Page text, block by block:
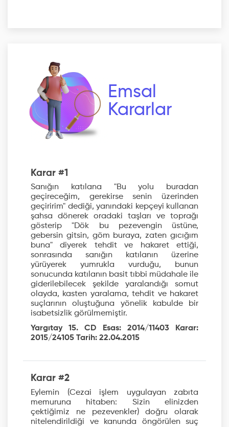
Emsal
Kararlar
Karar #1
Sanığın katılana "Bu yolu buradan
geçireceğim, gerekirse senin üzerinden
geçiririm" dediği, yanındaki kepçeyi kullanan
şahsa dönerek oradaki taşları ve toprağı
gösterip "Dök bu pezevengin üstüne,
gebersin gitsin, göm buraya, zaten gıcığım
buna" diyerek tehdit ve hakaret ettiği,
sonrasında sanığın katılanın üzerine
yürüyerek yumrukla vurduğu, bunun
sonucunda katılanın basit tıbbi müdahale ile
giderilebilecek şekilde yaralandığı somut
olayda, kasten yaralama, tehdit ve hakaret
suçlarının oluştuğuna yönelik kabulde bir
isabetsizlik görülmemiştir.
Yargıtay 15. CD Esas: 2014/11403 Karar:
2015/24105 Tarih: 22.04.2015
Karar #2
Eylemin (Cezai işlem uygulayan zabıta
memuruna hitaben: Sizin elinizden
çektiğimiz ne pezevenkler) doğru olarak
nitelendirildiği ve kanunda öngörülen suç